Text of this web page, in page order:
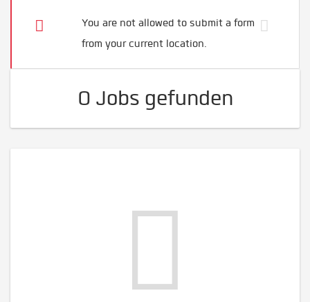
You are not allowed to submit a form
from your current location.
0 Jobs gefunden